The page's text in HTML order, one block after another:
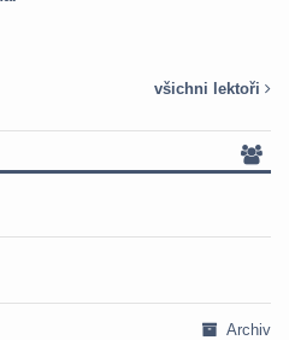
všichni lektoři
Archiv